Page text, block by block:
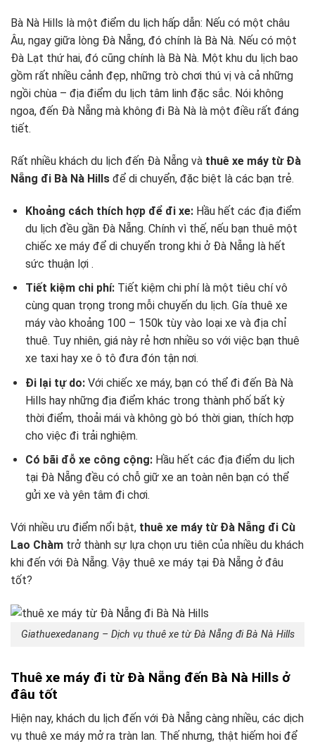
Bà Nà Hills là một điểm du lịch hấp dẫn: Nếu có một châu
Âu, ngay giữa lòng Đà Nẵng, đó chính là Bà Nà. Nếu có một
Đà Lạt thứ hai, đó cũng chính là Bà Nà. Một khu du lịch bao
gồm rất nhiều cảnh đẹp, những trò chơi thú vị và cả những
ngồi chùa – địa điểm du lịch tâm linh đặc sắc. Nói không
ngoa, đến Đà Nẵng mà không đi Bà Nà là một điều rất đáng
tiết.
Rất nhiều khách du lịch đến Đà Nẵng và thuê xe máy từ Đà
Nẵng đi Bà Nà Hills để di chuyển, đặc biệt là các bạn trẻ.
Khoảng cách thích hợp để đi xe:Hầu hết các địa điểm
du lịch đều gần Đà Nẵng. Chính vì thế, nếu bạn thuê một
chiếc xe máy để di chuyển trong khi ở Đà Nẵng là hết
sức thuận lợi .
Tiết kiệm chi phí:Tiết kiệm chi phí là một tiêu chí vô
cùng quan trọng trong mỗi chuyến du lịch. Gía thuê xe
máy vào khoảng 100 – 150k tùy vào loại xe và địa chỉ
thuê. Tuy nhiên, giá này rẻ hơn nhiều so với việc bạn thuê
xe taxi hay xe ô tô đưa đón tận nơi.
Đi lại tự do:Với chiếc xe máy, bạn có thể đi đến Bà Nà
Hills hay những địa điểm khác trong thành phố bất kỳ
thời điểm, thoải mái và không gò bó thời gian, thích hợp
cho việc đi trải nghiệm.
Có bãi đỗ xe công cộng:Hầu hết các địa điểm du lịch
tại Đà Nẵng đều có chỗ giữ xe an toàn nên bạn có thể
gửi xe và yên tâm đi chơi.
Với nhiều ưu điểm nổi bật, thuê xe máy từ Đà Nẵng đi Cù
Lao Chàm trở thành sự lựa chọn ưu tiên của nhiều du khách
khi đến với Đà Nẵng. Vậy thuê xe máy tại Đà Nẵng ở đâu
tốt?
Giathuexedanang – Dịch vụ thuê xe từ Đà Nẵng đi Bà Nà Hills
Thuê xe máy đi từ Đà Nẵng đến Bà Nà Hills ở
đâu tốt
Hiện nay, khách du lịch đến với Đà Nẵng càng nhiều, các dịch
vụ thuê xe máy mở ra tràn lan. Thế nhưng, thật hiếm hoi để